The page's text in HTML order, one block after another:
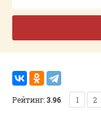
Рейтинг:3.96 1 2